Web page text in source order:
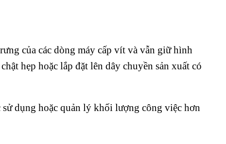
của các dòng máy cấp vít và vẫn giữ hình
hẹp hoặc lắp đặt lên dây chuyền sản xuất có
dụng hoặc quản lý khối lượng công việc hơn